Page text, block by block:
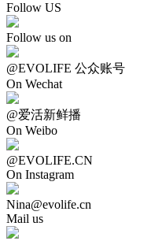
Follow US
Follow us on
@EVOLIFE 公众账号
On Wechat
@爱活新鲜播
On Weibo
@EVOLIFE.CN
On Instagram
Nina@evolife.cn
Mail us